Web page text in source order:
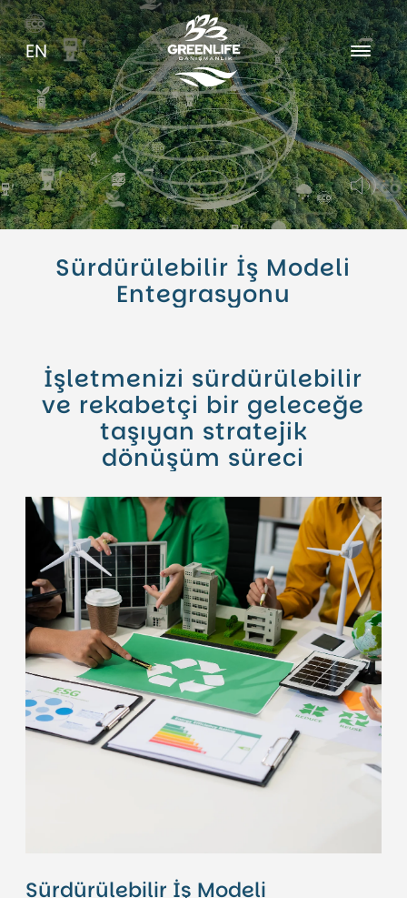
EN
Hakkımızda
Kariyer
Blog
Sürdürülebilir İş Modeli
Entegrasyonu
İşletmenizi sürdürülebilir
ve rekabetçi bir geleceğe
taşıyan stratejik
dönüşüm süreci
Sürdürülebilir İş Modeli